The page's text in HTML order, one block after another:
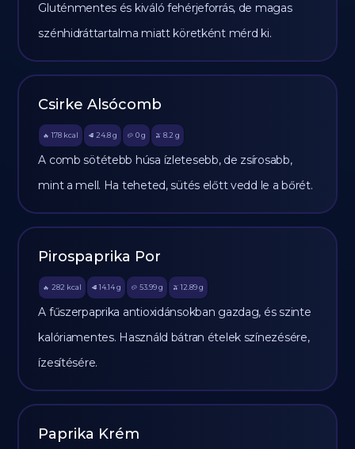
Gluténmentes és kiváló fehérjeforrás, de magas
szénhidráttartalma miatt köretként mérd ki.
Csirke Alsócomb
🔥 178 kcal 🥩 24.8 g 🥔 0g 🫒 8.2 g
A comb sötétebb húsa ízletesebb, de zsírosabb,
mint a mell. Ha teheted, sütés előtt vedd le a bőrét.
Pirospaprika Por
🔥 282 kcal 🥩 14.14 g 🥔 53.99g 🫒 12.89 g
A fűszerpaprika antioxidánsokban gazdag, és szinte
kalóriamentes. Használd bátran ételek színezésére,
ízesítésére.
Paprika Krém